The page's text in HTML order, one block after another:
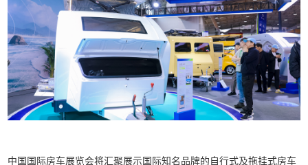
中国国际房车展览会将汇聚展示国际知名品牌的自行式及拖挂式房车